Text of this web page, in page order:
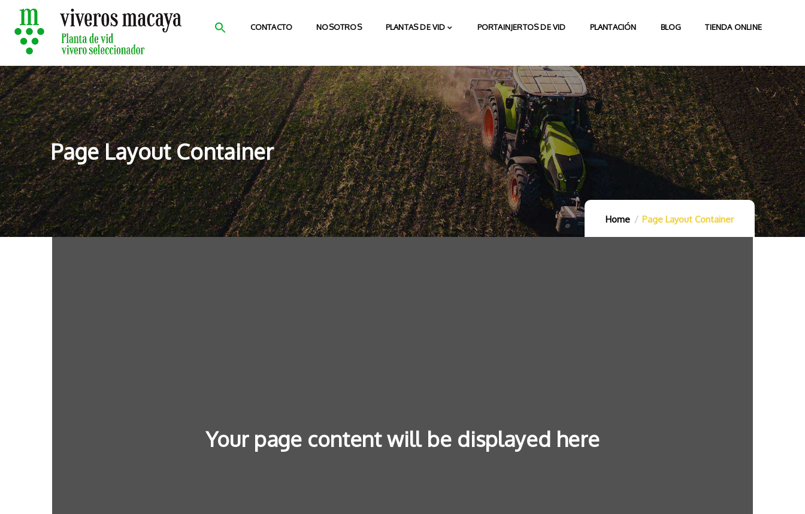
CONTACTO NOSOTROS PLANTAS DE VID PORTAINJERTOS DE VID PLANTACIÓN BLOG TIENDA ONLINE
Page Layout Container
Home Page Layout Container
Your page content will be displayed here